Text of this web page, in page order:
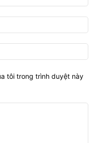
tôi trong trình duyệt này